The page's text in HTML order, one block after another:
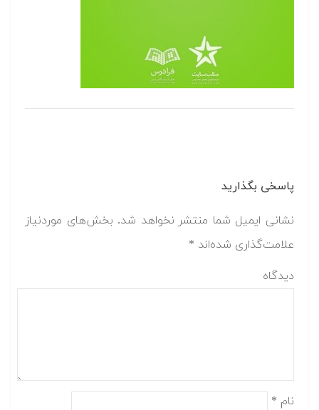
پاسخی بگذارید
نشانی ایمیل شما منتشر نخواهد شد. بخش‌های موردنیاز
علامت‌گذاری شده‌اند *
دیدگاه
نام *